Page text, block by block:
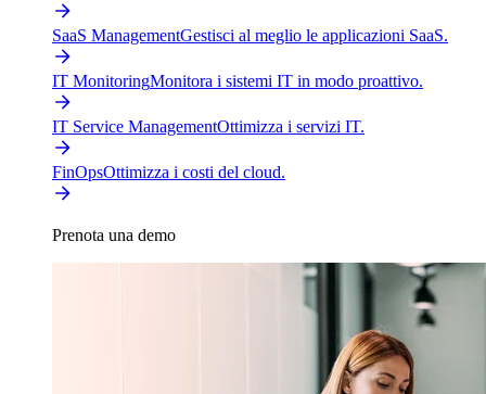
SaaS ManagementGestisci al meglio le applicazioni SaaS.
IT MonitoringMonitora i sistemi IT in modo proattivo.
IT Service ManagementOttimizza i servizi IT.
FinOpsOttimizza i costi del cloud.
Prenota una demo